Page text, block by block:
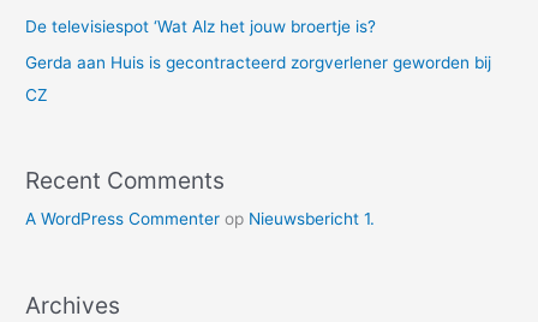
De televisiespot ‘Wat Alz het jouw broertje is?
Gerda aan Huis is gecontracteerd zorgverlener geworden bij
CZ
Recent Comments
A WordPress Commenter op Nieuwsbericht 1.
Archives